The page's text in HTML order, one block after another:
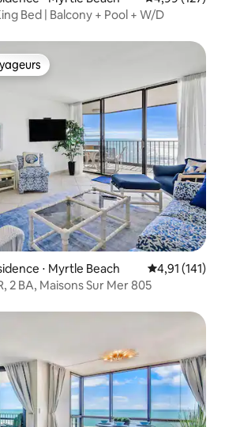
Bed | Balcony + Pool + W/D
les plus appréciés
⋅ Myrtle Beach Évaluation
4,91 (141)
2 BA, Maisons Sur Mer 805